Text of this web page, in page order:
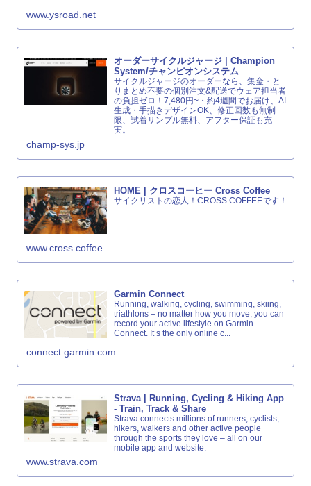
www.ysroad.net
オーダーサイクルジャージ | Champion
System/チャンピオンシステム
サイクルジャージのオーダーなら、集金・と
りまとめ不要の個別注文&配送でウェア担当者
の負担ゼロ！7,480円~・約4週間でお届け、AI
生成・手描きデザインOK、修正回数も無制
限、試着サンプル無料、アフター保証も充
実。
champ-sys.jp
HOME | クロスコーヒー Cross Coffee
サイクリストの恋人！CROSS COFFEEです！
www.cross.coffee
Garmin Connect
Running, walking, cycling, swimming, skiing,
triathlons – no matter how you move, you can
record your active lifestyle on Garmin
Connect. It’s the only online c...
connect.garmin.com
Strava | Running, Cycling & Hiking App
- Train, Track & Share
Strava connects millions of runners, cyclists,
hikers, walkers and other active people
through the sports they love – all on our
mobile app and website.
www.strava.com